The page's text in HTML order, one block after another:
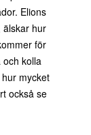
Elions
hur
för
kolla
mycket
också se